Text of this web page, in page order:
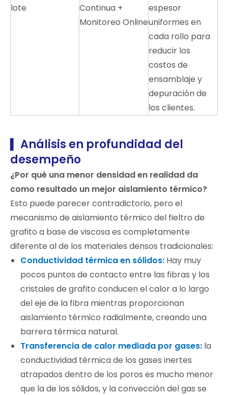
lote
Continua +
Monitoreo Online
espesor
uniformes en
cada rollo para
reducir los
costos de
ensamblaje y
depuración de
los clientes.
Análisis en profundidad del
desempeño
¿Por qué una menor densidad en realidad da
como resultado un mejor aislamiento térmico?
Esto puede parecer contradictorio, pero el
mecanismo de aislamiento térmico del fieltro de
grafito a base de viscosa es completamente
diferente al de los materiales densos tradicionales:
Conductividad térmica en sólidos: Hay muy
pocos puntos de contacto entre las fibras y los
cristales de grafito conducen el calor a lo largo
del eje de la fibra mientras proporcionan
aislamiento térmico radialmente, creando una
barrera térmica natural.
Transferencia de calor mediada por gases: la
conductividad térmica de los gases inertes
atrapados dentro de los poros es mucho menor
que la de los sólidos, y la convección del gas se